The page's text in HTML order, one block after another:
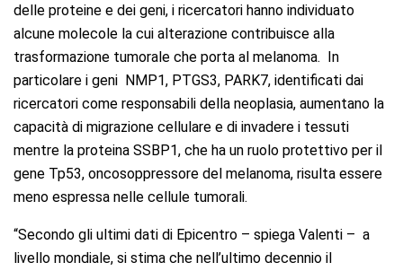
delle proteine e dei geni, i ricercatori hanno individuato
alcune molecole la cui alterazione contribuisce alla
trasformazione tumorale che porta al melanoma. In
particolare i geni NMP1, PTGS3, PARK7, identificati dai
ricercatori come responsabili della neoplasia, aumentano la
capacità di migrazione cellulare e di invadere i tessuti
mentre la proteina SSBP1, che ha un ruolo protettivo per il
gene Tp53, oncosoppressore del melanoma, risulta essere
meno espressa nelle cellule tumorali.
“Secondo gli ultimi dati di Epicentro – spiega Valenti – a
livello mondiale, si stima che nell’ultimo decennio il